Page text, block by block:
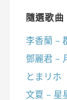
隨選歌曲
李香蘭 –
鄧麗君 –
とまリホ
文夏 – 星